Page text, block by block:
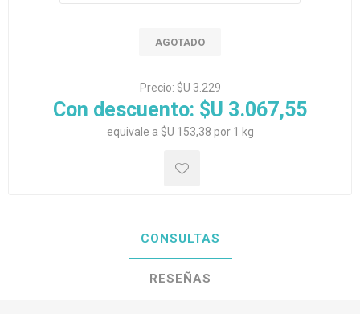
AGOTADO
Precio: $U 3.229
Con descuento: $U 3.067,55
equivale a $U 153,38 por 1 kg
CONSULTAS
RESEÑAS